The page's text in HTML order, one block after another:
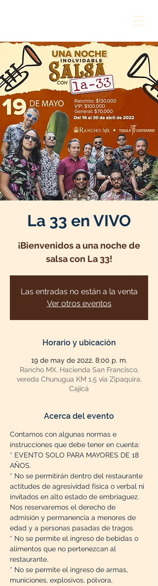
La 33 en VIVO
¡Bienvenidos a una noche de
salsa con La 33!
Las entradas no están a la venta
Ver otros eventos
Horario y ubicación
19 de may de 2022, 8:00 p. m.
Rancho MX, Hacienda San Francisco,
vereda Chunugua KM 1.5 vía Zipaquira,
Cajicá
Acerca del evento
Contamos con algunas normas e
instrucciones que debe tener en cuenta:
* EVENTO SOLO PARA MAYORES DE 18
AÑOS.
* No se permitirán dentro del restaurante
actitudes de agresividad física o verbal ni
invitados en alto estado de embriaguez.
Nos reservaremos el derecho de
admisión y permanencia a menores de
edad y a personas pasadas de tragos.
* No se permite el ingreso de bebidas o
alimentos que no pertenezcan al
restaurante.
* No se permite el ingreso de armas,
municiones, explosivos, pólvora,